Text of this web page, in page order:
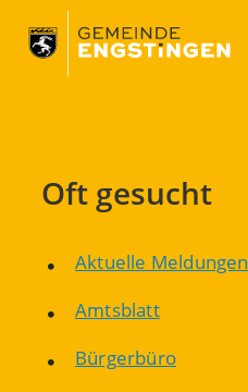
Oft gesucht
Aktuelle Meldungen
Amtsblatt
Bürgerbüro